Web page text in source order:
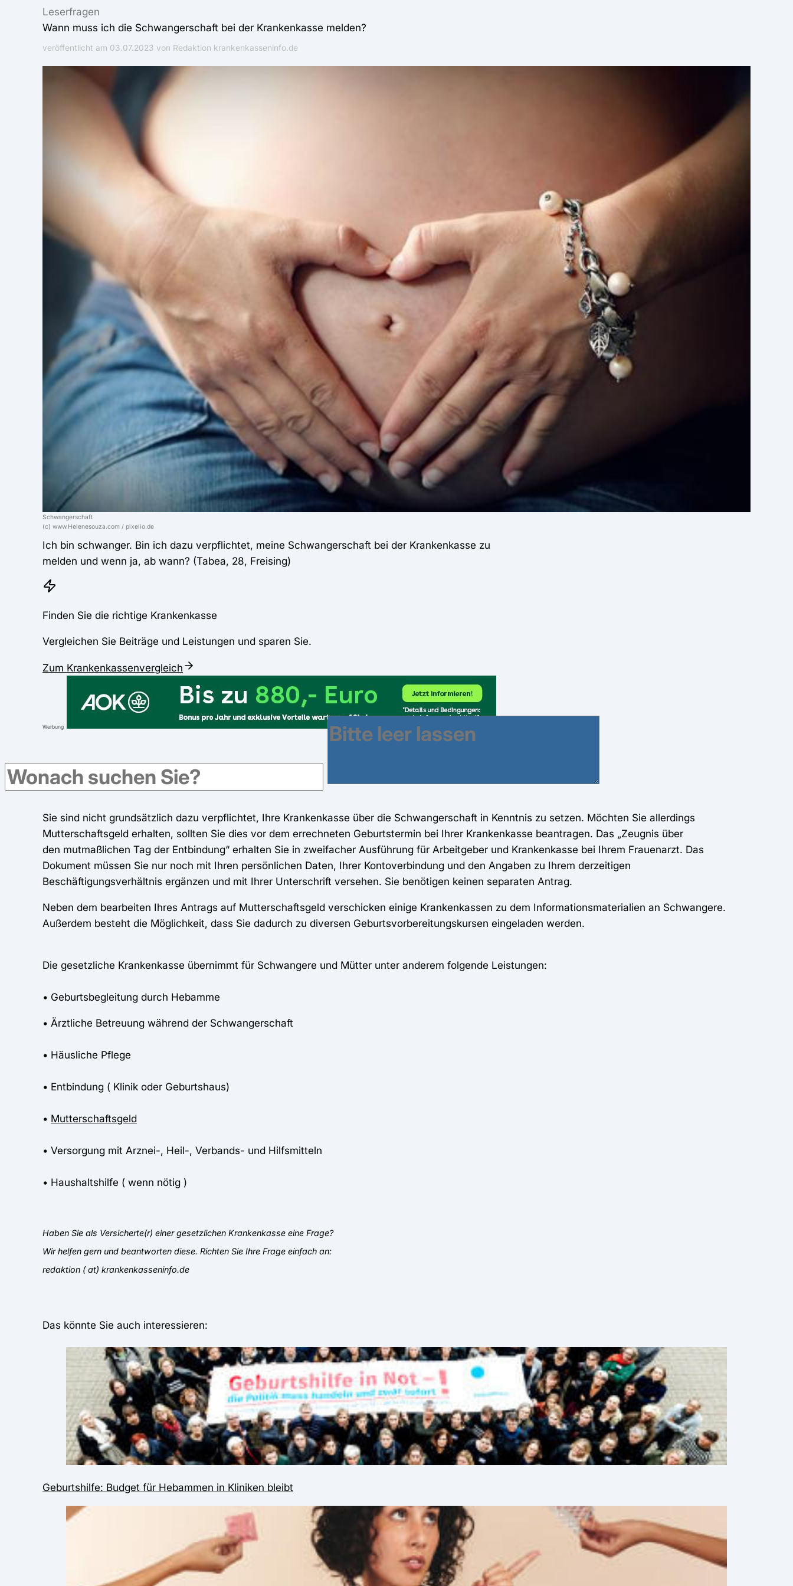
Leserfragen
Wann muss ich die Schwangerschaft bei der Krankenkasse melden?
veröffentlicht am 03.07.2023 von Redaktion krankenkasseninfo.de
Schwangerschaft
(c) www.Helenesouza.com / pixelio.de
Ich bin schwanger. Bin ich dazu verpflichtet, meine Schwangerschaft bei der Krankenkasse zu
melden und wenn ja, ab wann? (Tabea, 28, Freising)
Finden Sie die richtige Krankenkasse
Vergleichen Sie Beiträge und Leistungen und sparen Sie.
Zum Krankenkassenvergleich
Werbung
Antwort der Redaktion:
Sie sind nicht grundsätzlich dazu verpflichtet, Ihre Krankenkasse über die Schwangerschaft in Kenntnis zu setzen. Möchten Sie allerdings
Mutterschaftsgeld erhalten, sollten Sie dies vor dem errechneten Geburtstermin bei Ihrer Krankenkasse beantragen. Das „Zeugnis über
den mutmaßlichen Tag der Entbindung“ erhalten Sie in zweifacher Ausführung für Arbeitgeber und Krankenkasse bei Ihrem Frauenarzt. Das
Dokument müssen Sie nur noch mit Ihren persönlichen Daten, Ihrer Kontoverbindung und den Angaben zu Ihrem derzeitigen
Beschäftigungsverhältnis ergänzen und mit Ihrer Unterschrift versehen. Sie benötigen keinen separaten Antrag.
Neben dem bearbeiten Ihres Antrags auf Mutterschaftsgeld verschicken einige Krankenkassen zu dem Informationsmaterialien an Schwangere.
Außerdem besteht die Möglichkeit, dass Sie dadurch zu diversen Geburtsvorbereitungskursen eingeladen werden.
Die gesetzliche Krankenkasse übernimmt für Schwangere und Mütter unter anderem folgende Leistungen:
• Geburtsbegleitung durch Hebamme
• Ärztliche Betreuung während der Schwangerschaft
• Häusliche Pflege
• Entbindung ( Klinik oder Geburtshaus)
• Mutterschaftsgeld
• Versorgung mit Arznei-, Heil-, Verbands- und Hilfsmitteln
• Haushaltshilfe ( wenn nötig )
Haben Sie als Versicherte(r) einer gesetzlichen Krankenkasse eine Frage?
Wir helfen gern und beantworten diese. Richten Sie Ihre Frage einfach an:
redaktion ( at) krankenkasseninfo.de
Das könnte Sie auch interessieren:
Geburtshilfe: Budget für Hebammen in Kliniken bleibt